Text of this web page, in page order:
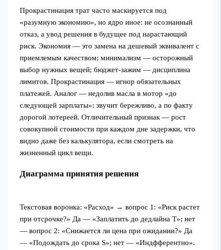
Прокрастинация трат часто маскируется под
«разумную экономию», но ядро иное: не осознанный
отказ, а увод решения в будущее под нарастающий
риск. Экономия — это замена на дешевый эквивалент с
приемлемым качеством; минимализм — осторожный
выбор нужных вещей; бюджет‑зажим — дисциплина
лимитов. Прокрастинация — игнор обязательных
платежей. Аналог — недолив масла в мотор «до
следующей зарплаты»: звучит бережливо, а по факту
дорогой лотереей. Отличительный признак — рост
совокупной стоимости при каждом дне задержки, что
видно даже без калькулятора, если смотреть на
жизненный цикл вещи.
Диаграмма принятия решения
Текстовая воронка: «Расход» → вопрос 1: «Риск растет
при отсрочке?» Да — «Заплатить до дедлайна Т»; нет
— вопрос 2: «Снижается ли цена при ожидании?» Да
— «Подождать до срока S»; нет — «Индфферентно».